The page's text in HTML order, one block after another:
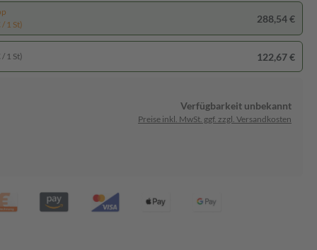
1 St)
288,54 €
1 St) 122,67 €
Verfügbarkeit unbekannt
Preise inkl. MwSt. ggf. zzgl. Versandkosten